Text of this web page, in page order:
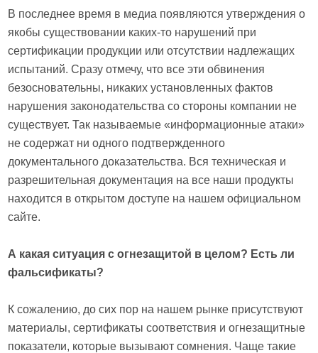
В последнее время в медиа появляются утверждения о
якобы существовании каких-то нарушений при
сертификации продукции или отсутствии надлежащих
испытаний. Сразу отмечу, что все эти обвинения
безосновательны, никаких установленных фактов
нарушения законодательства со стороны компании не
существует. Так называемые «информационные атаки»
не содержат ни одного подтвержденного
документального доказательства. Вся техническая и
разрешительная документация на все наши продукты
находится в открытом доступе на нашем официальном
сайте.
А какая ситуация с огнезащитой в целом? Есть ли
фальсификаты?
К сожалению, до сих пор на нашем рынке присутствуют
материалы, сертификаты соответствия и огнезащитные
показатели, которые вызывают сомнения. Чаще такие